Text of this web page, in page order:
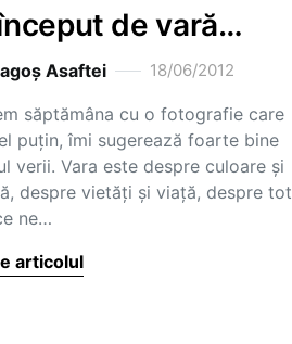
de vară…
Asaftei 18/06/2012
săptămâna cu o fotografie care
puțin, îmi sugerează foarte bine
verii. Vara este despre culoare și
despre vietăți și viață, despre tot
ne…
articolul